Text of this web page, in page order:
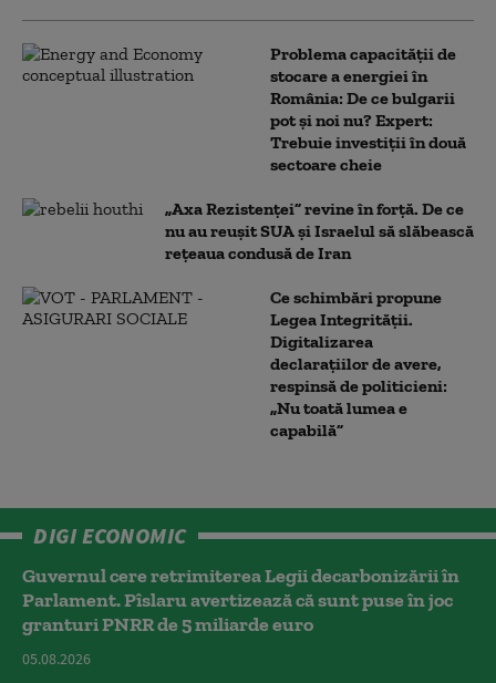
Problema capacității de
stocare a energiei în
România: De ce bulgarii
pot și noi nu? Expert:
Trebuie investiții în două
sectoare cheie
„Axa Rezistenței” revine în forță. De ce
nu au reușit SUA și Israelul să slăbească
rețeaua condusă de Iran
Ce schimbări propune
Legea Integrității.
Digitalizarea
declarațiilor de avere,
respinsă de politicieni:
„Nu toată lumea e
capabilă”
DIGI ECONOMIC
Guvernul cere retrimiterea Legii decarbonizării în
Parlament. Pîslaru avertizează că sunt puse în joc
granturi PNRR de 5 miliarde euro
05.08.2026